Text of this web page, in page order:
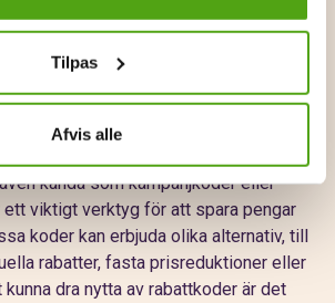
Tilpas
Afvis alle
är omsorgsfullt utvald för ditt barns
glädje och säkerhet.
kända som kampanjkoder eller
ett viktigt verktyg för att spara pengar
koder kan erbjuda olika alternativ, till
rabatter, fasta prisreduktioner eller
dra nytta av rabattkoder är det